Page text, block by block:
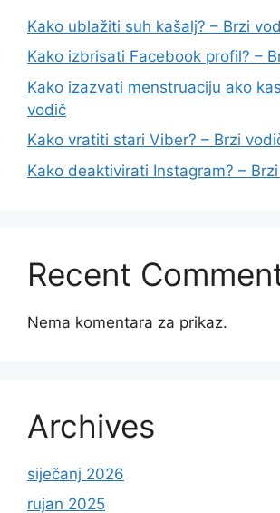
Kako ublažiti suh kašalj? – Brzi
Kako izbrisati Facebook profil? –
Kako izazvati menstruaciju ako
vodič
Kako vratiti stari Viber? – Brzi
Kako deaktivirati Instagram? –
Recent
Nema komentara za prikaz.
Archives
siječanj 2026
rujan 2025